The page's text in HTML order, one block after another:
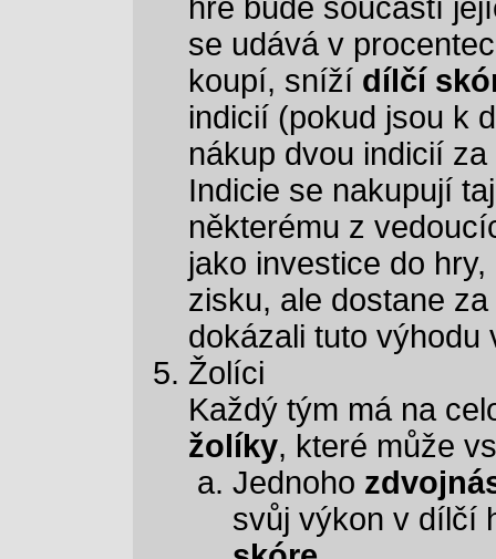
hře bude součástí
se udává v
koupí, sníží dílčí
indicií (pokud jsou k
nákup dvou indicií
Indicie se nakupují
některému z
jako investice do
zisku, ale dostane
dokázali tuto
Žolíci
Každý tým má na
žolíky, které může
Jednoho
svůj výkon v dílčí